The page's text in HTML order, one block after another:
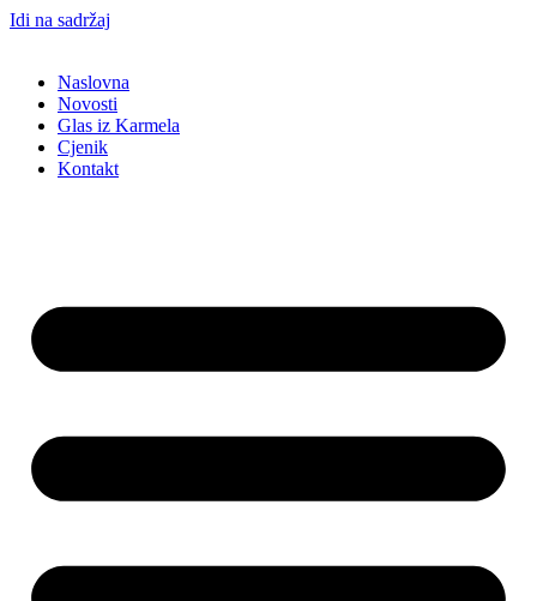
Idi na sadržaj
Naslovna
Novosti
Glas iz Karmela
Cjenik
Kontakt